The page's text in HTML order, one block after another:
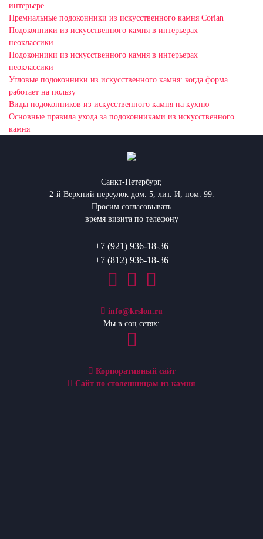
интерьере
Премиальные подоконники из искусственного камня Corian
Подоконники из искусственного камня в интерьерах
неоклассики
Подоконники из искусственного камня в интерьерах
неоклассики
Угловые подоконники из искусственного камня: когда форма
работает на пользу
Виды подоконников из искусственного камня на кухню
Основные правила ухода за подоконниками из искусственного
камня
Санкт-Петербург,
2-й Верхний переулок дом. 5, лит. И, пом. 99.
Просим согласовывать
время визита по телефону
+7 (921) 936-18-36
+7 (812) 936-18-36
info@krslon.ru
Мы в соц сетях:
Корпоративный сайт
Сайт по столешницам из камня